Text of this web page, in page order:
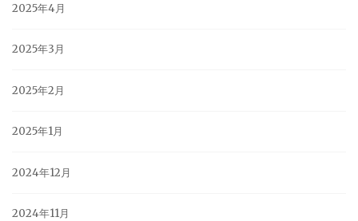
2025年4月
2025年3月
2025年2月
2025年1月
2024年12月
2024年11月